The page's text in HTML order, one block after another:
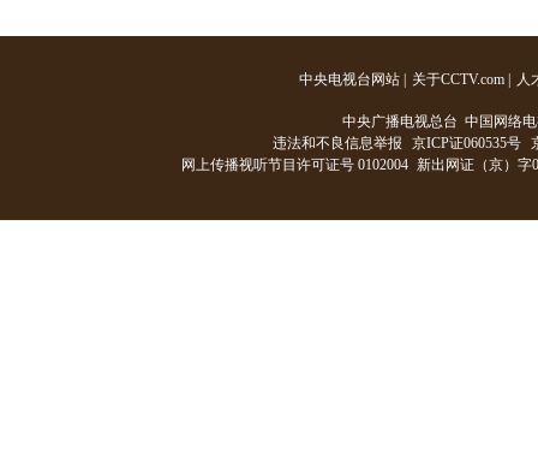
中央电视台网站 关于CCTV.com 人
中央广播电视总台 中国网络
违法和不良信息举报
京ICP证060535号
网上传播视听节目许可证号 0102004 新出网证（京）